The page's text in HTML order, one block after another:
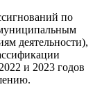
по
деятельности),
и 2023 годов